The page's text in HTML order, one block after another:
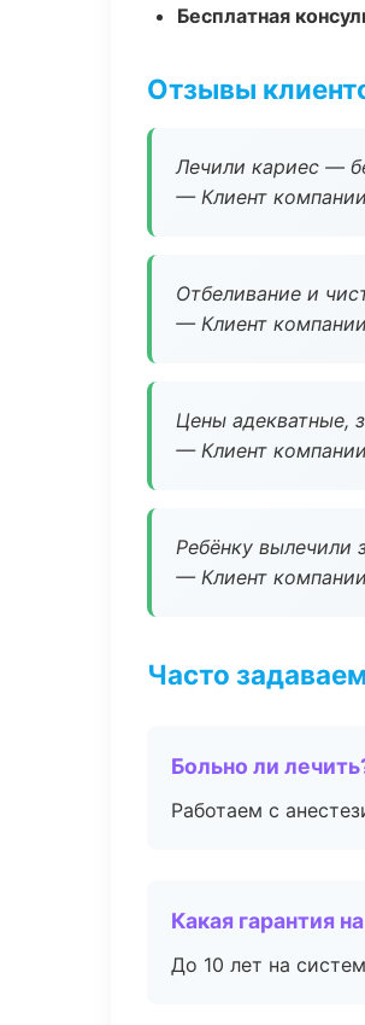
Бесплатная
Отзывы
Лечили кариес —
— Клиент компании
Отбеливание и
— Клиент компании
Цены адекватные,
— Клиент компании
Ребёнку вылечили
— Клиент компании
Часто
Больно ли
Работаем с
Какая гарантия
До 10 лет на